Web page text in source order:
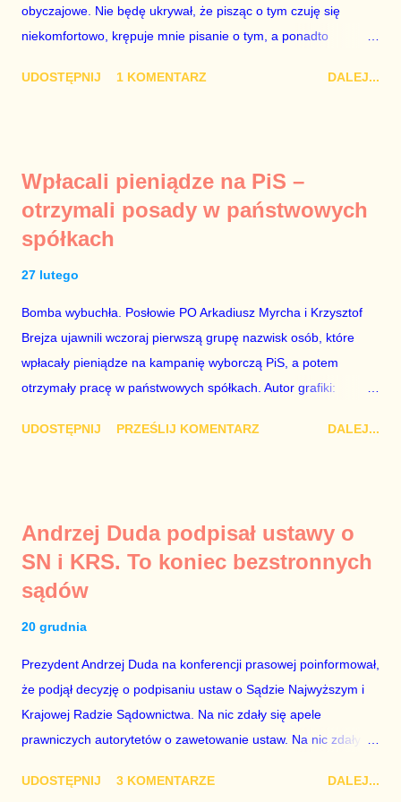
Dudy, obowiązkiem każdego przyzwoitego człowieka i
szanującego podstawowe reguły demokraty jest takie
obyczajowe. Nie będę ukrywał, że pisząc o tym czuję się
niekomfortowo, krępuje mnie pisanie o tym, a ponadto
rozumie, wiedzy i zdrowym rozsądku, powinna od kwestii
o seksaferze z udziałem prominentnego polityka partii
rządzącej i – przynajmniej formalnie – drugiej osoby w
państwie, sprawy prywatne nie tylko stają się publiczne, ale też
całego państwa. Zastrzeżenie „jeśli są prawdziwe” jest
konieczne, ponieważ mamy do czynienia z medium o
wyjątkowo wątpliwej reputacji, ale mimo upływu czasu,
informacje nie zostały w żaden sposób zdementowane, a
oskarżany polityk milczy. Tygod...
UDOSTĘPNIJ 1 KOMENTARZ DALEJ...
Wpłacali pieniądze na PiS –
otrzymali posady w państwowych
spółkach
27 lutego
Bomba wybuchła. Posłowie PO Arkadiusz Myrcha i Krzysztof
Brejza ujawnili wczoraj pierwszą grupę nazwisk osób, które
wpłacały pieniądze na kampanię wyborczą PiS, a potem
otrzymały pracę w państwowych spółkach. Autor grafiki:
polityków PO na ten temat. Pokazanie kilkunastu przypadków
PiS, a następnie uzyskują stanowiska w spółkach Skarbu
Państwa ze względu na to, że partia PiS obsadziła zarządy
tych spółek i wymienia profesjonalistów na kadry partyjne.
które zawsze może się zdarzyć, a polegającym na tym, że
osoba z kwalifikacjami wpłaca na partię polityczną, a następnie
obejmuje prace w spółce, która jest zarządzana pośrednio
przez ta partię. Przeciwnie. Przedstawienie pierwszej gr...
UDOSTĘPNIJ PRZEŚLIJ KOMENTARZ DALEJ...
Andrzej Duda podpisał ustawy o
SN i KRS. To koniec bezstronnych
sądów
20 grudnia
Prezydent Andrzej Duda na konferencji prasowej poinformował,
że podjął decyzję o podpisaniu ustaw o Sądzie Najwyższym i
Krajowej Radzie Sądownictwa. Na nic zdały się apele
prawniczych autorytetów o zawetowanie ustaw. Na nic zdały
ostatecznie zniszczy niezależność sądów od woli polityków. To
UDOSTĘPNIJ 3 KOMENTARZE DALEJ...